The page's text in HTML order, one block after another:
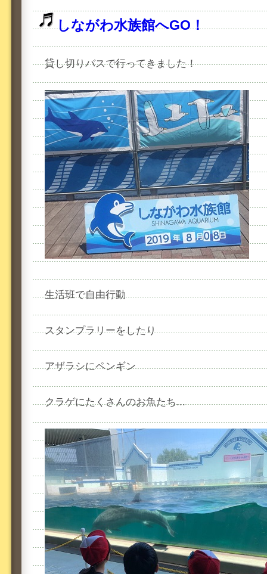
しながわ水族館へGO！
貸し切りバスで行ってきました！
生活班で自由行動
スタンプラリーをしたり
アザラシにペンギン
クラゲにたくさんのお魚たち...